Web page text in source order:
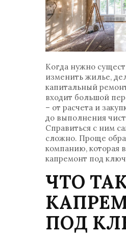
Когда нужно
изменить жилье,
капитальный
входит большой
– от расчета и
до выполнения
Справиться с ним
сложно. Проще
компанию, которая
капремонт под
ЧТО
ПОД